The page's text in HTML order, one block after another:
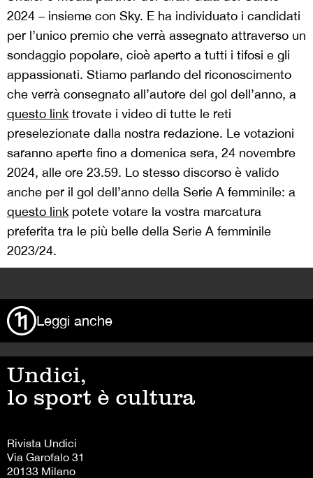
2024 – insieme con Sky. E ha individuato i candidati
per l’unico premio che verrà assegnato attraverso un
sondaggio popolare, cioè aperto a tutti i tifosi e gli
appassionati. Stiamo parlando del riconoscimento
che verrà consegnato all’autore del gol dell’anno, a
questo link trovate i video di tutte le reti
preselezionate dalla nostra redazione. Le votazioni
saranno aperte fino a domenica sera, 24 novembre
2024, alle ore 23.59. Lo stesso discorso è valido
anche per il gol dell’anno della Serie A femminile: a
questo link potete votare la vostra marcatura
preferita tra le più belle della Serie A femminile
2023/24.
Leggi anche
Undici,
lo sport è cultura
Rivista Undici
Via Garofalo 31
20133 Milano